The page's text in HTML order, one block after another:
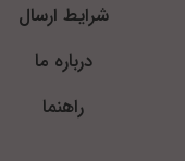
شرایط ارسال
درباره ما
راهنما